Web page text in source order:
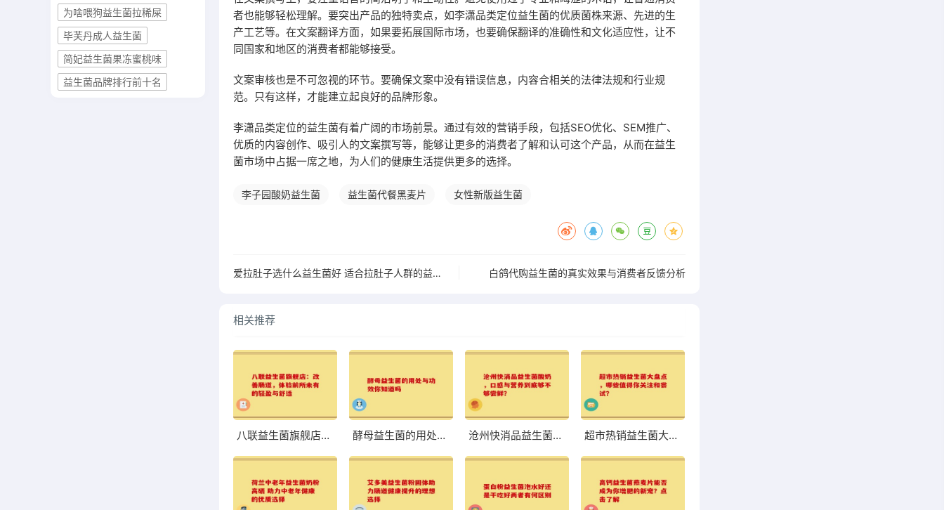
为啥喂狗益生菌拉稀屎
毕芙丹成人益生菌
简妃益生菌果冻蜜桃味
益生菌品牌排行前十名
者也能够轻松理解。要突出产品的独特卖点，如李潇品类定位益生菌的优质菌株来源、先进的生
产工艺等。在文案翻译方面，如果要拓展国际市场，也要确保翻译的准确性和文化适应性，让不
同国家和地区的消费者都能够接受。
文案审核也是不可忽视的环节。要确保文案中没有错误信息，内容合相关的法律法规和行业规
范。只有这样，才能建立起良好的品牌形象。
李潇品类定位的益生菌有着广阔的市场前景。通过有效的营销手段，包括SEO优化、SEM推广、
优质的内容创作、吸引人的文案撰写等，能够让更多的消费者了解和认可这个产品，从而在益生
菌市场中占据一席之地，为人们的健康生活提供更多的选择。
李子园酸奶益生菌 益生菌代餐黑麦片 女性新版益生菌
爱拉肚子选什么益生菌好 适合拉肚子人群的益生菌推荐 白鸽代购益生菌的真实效果与消费者反馈分析
相关推荐
八联益生菌旗舰店：改善肠道，体验前所未有的轻盈与舒适 酵母益生菌的用处与功效你知道吗 沧州快消品益生菌酸奶，口感与营养到底够不够尝鲜？ 超市热销益生菌大盘点，哪些值得你关注和尝试？